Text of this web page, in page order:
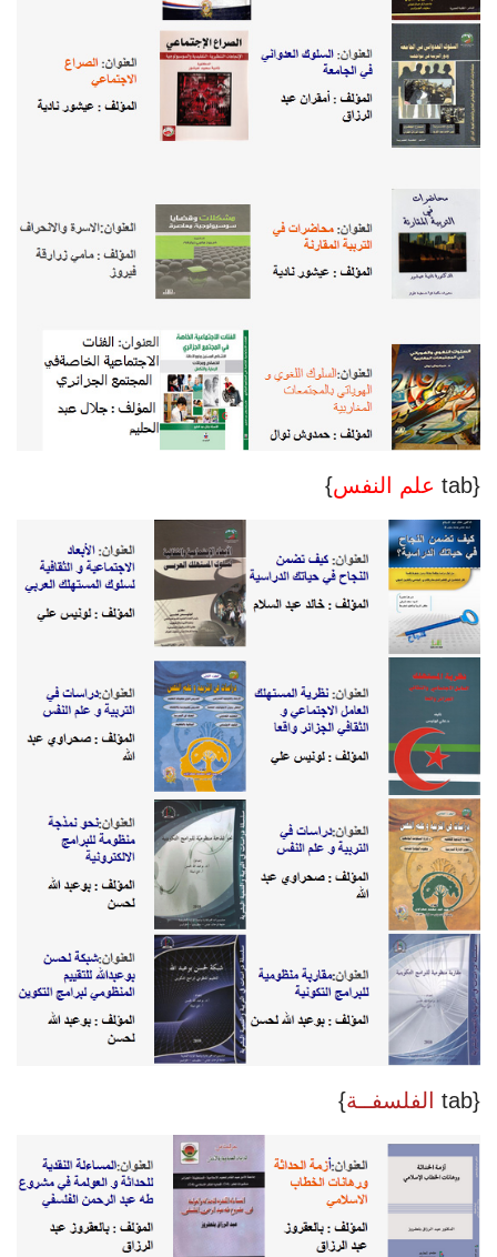
{tab علم النفس}
{tab الفلسفــة}